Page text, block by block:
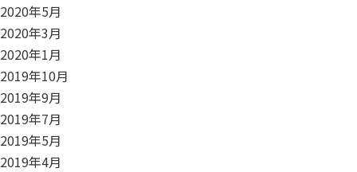
2020年5月
2020年3月
2020年1月
2019年10月
2019年9月
2019年7月
2019年5月
2019年4月